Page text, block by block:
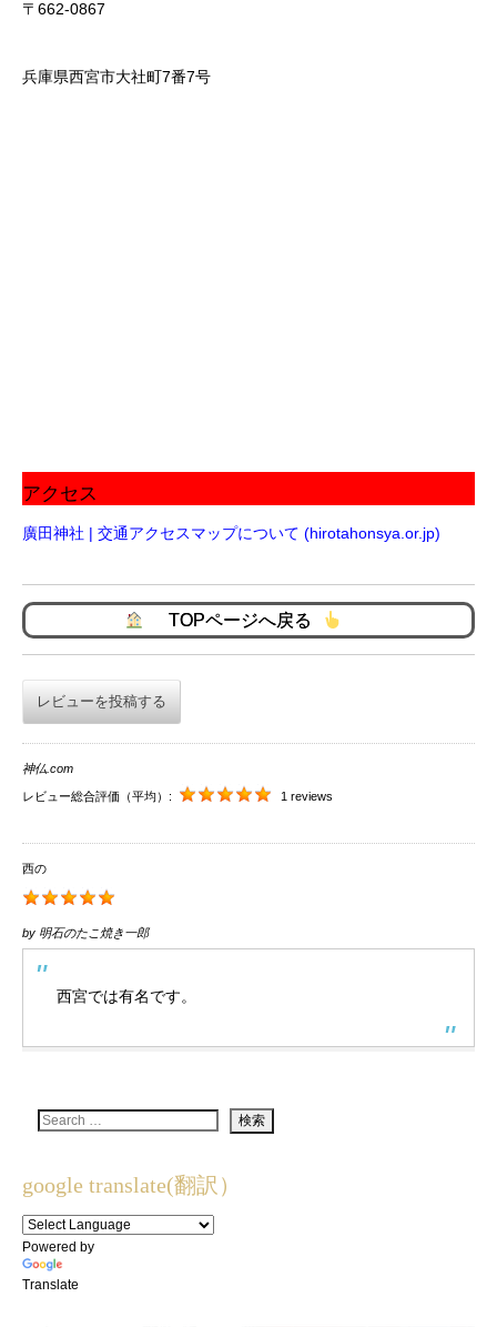
〒662-0867
兵庫県西宮市大社町7番7号
アクセス
廣田神社 | 交通アクセスマップについて (hirotahonsya.or.jp)
TOPページへ戻る
レビューを投稿する
神仏.com
レビュー総合評価（平均）: 1 reviews
西の
by 明石のたこ焼き一郎
西宮では有名です。
google translate(翻訳）
Powered by
Translate